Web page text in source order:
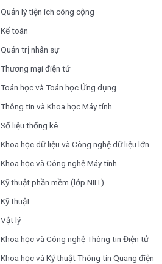
Quản lý tiện ích công cộng
Kế toán
Quản trị nhân sự
Thương mại điện tử
Toán học và Toán học Ứng dụng
Thông tin và Khoa học Máy tính
Số liệu thống kê
Khoa học dữ liệu và Công nghệ dữ liệu lớn
Khoa học và Công nghệ Máy tính
Kỹ thuật phần mềm (lớp NIIT)
Kỹ thuật
Vật lý
Khoa học và Công nghệ Thông tin Điện tử
Khoa học và Kỹ thuật Thông tin Quang điện